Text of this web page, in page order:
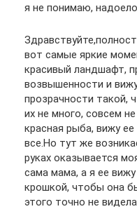
я не понимаю,
вот самые яркие
красивый ландшафт,
возвышенности и
прозрачности такой,
их не много, совсем
красная рыба, вижу
все.Но тут же
руках оказывается
сама мама, а я ее
крошкой, чтобы она
этого точно не